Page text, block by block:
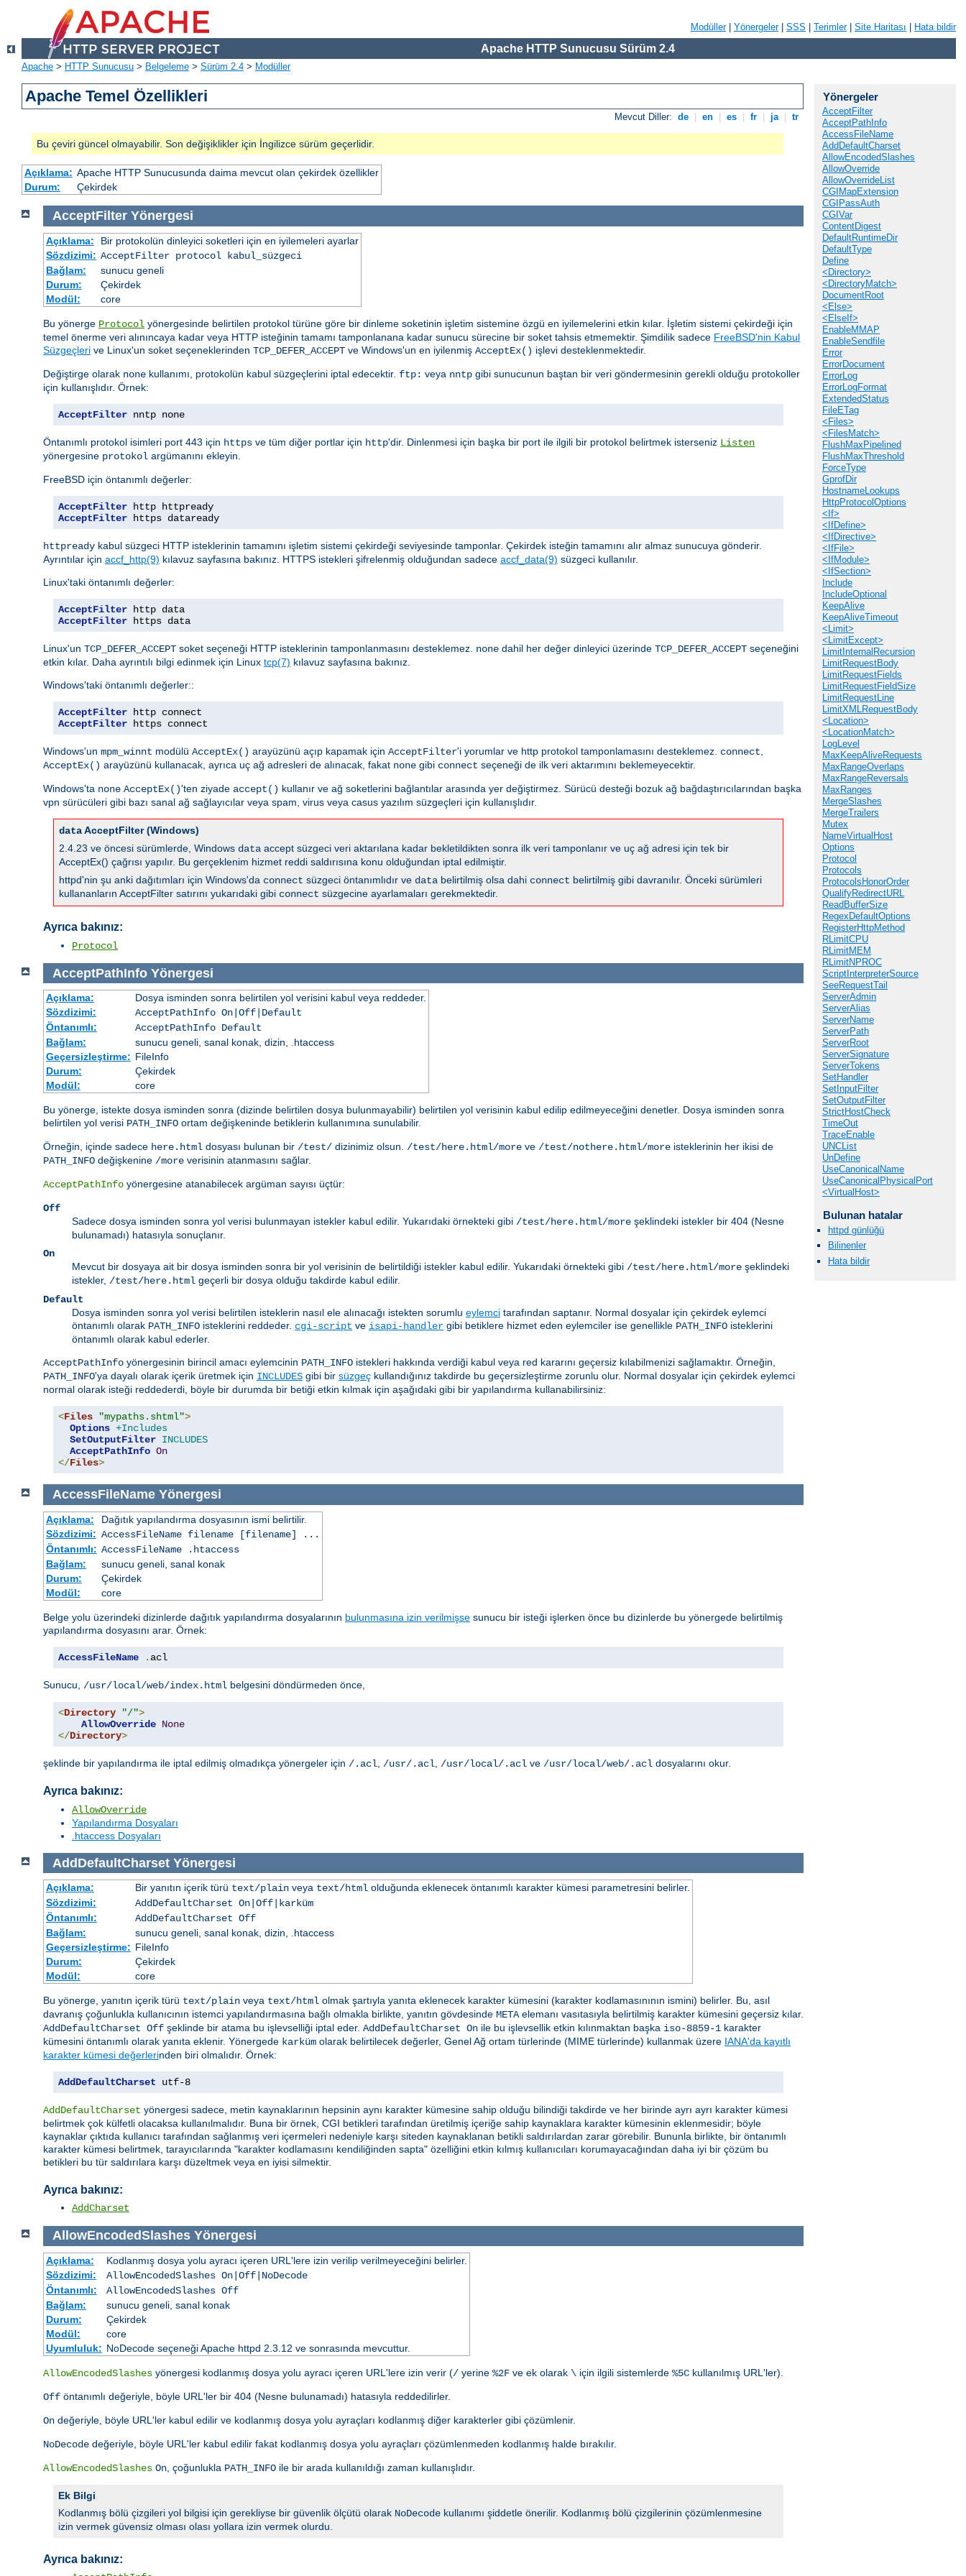
Modüller| Yönergeler| SSS Terimler| Site Haritası Hata bildir
Apache HTTP Sunucusu Sürüm 2.4
Apache > HTTP Sunucusu > Belgeleme > Sürüm 2.4 > Modüller
Apache Temel Özellikleri
Mevcut Diller: de en es fr ja tr
Bu çeviri güncel olmayabilir. Son değişiklikler için İngilizce sürüm geçerlidir.
Açıklama: Apache HTTP Sunucusunda daima mevcut olan çekirdek özellikler
Durum:
Çekirdek
AcceptFilterYönergesi
Açıklama:
Bir protokolün dinleyici soketleri için en iyilemeleri ayarlar
Sözdizimi: AcceptFilter protocol
kabul_süzgeci
Bağlam:
sunucu geneli
Durum:
Çekirdek
Modül:
core
Bu yönerge Protocol yönergesinde belirtilen protokol türüne göre bir dinleme soketinin işletim sistemine özgü en iyilemelerini etkin kılar. İşletim sistemi çekirdeği için
temel önerme veri alınıncaya kadar veya HTTP isteğinin tamamı tamponlanana kadar sunucu sürecine bir soket tahsis etmemektir. Şimdilik sadece FreeBSD'nin Kabul
Süzgeçleri ve Linux'un soket seçeneklerinden TCP_DEFER_ACCEPT ve Windows'un en iyilenmiş AcceptEx() işlevi desteklenmektedir.
Değiştirge olarak none kullanımı, protokolün kabul süzgeçlerini iptal edecektir. ftp: veya nntp gibi sunucunun baştan bir veri göndermesinin gerekli olduğu protokoller
için kullanışlıdır. Örnek:
AcceptFilter nntp none
Öntanımlı protokol isimleri port 443 için https ve tüm diğer portlar için http'dir. Dinlenmesi için başka bir port ile ilgili bir protokol belirtmek isterseniz Listen
yönergesine protokol argümanını ekleyin.
FreeBSD için öntanımlı değerler:
AcceptFilter
AcceptFilter https dataready
httpready kabul süzgeci HTTP isteklerinin tamamını işletim sistemi çekirdeği seviyesinde tamponlar. Çekirdek isteğin tamamını alır almaz sunucuya gönderir.
Ayrıntılar için accf_http(9) kılavuz sayfasına bakınız. HTTPS istekleri şifrelenmiş olduğundan sadece accf_data(9) süzgeci kullanılır.
Linux'taki öntanımlı değerler:
AcceptFilter
AcceptFilter https data
Linux'un TCP_DEFER_ACCEPT soket seçeneği HTTP isteklerinin tamponlanmasını desteklemez. none dahil her değer dinleyici üzerinde TCP_DEFER_ACCEPT seçeneğini
etkin kılar. Daha ayrıntılı bilgi edinmek için Linux tcp(7) kılavuz sayfasına bakınız.
Windows'taki öntanımlı değerler::
AcceptFilter
AcceptFilter https connect
Windows'un mpm_winnt modülü AcceptEx() arayüzünü açıp kapamak için AcceptFilter'i yorumlar ve http protokol tamponlamasını desteklemez. connect
AcceptEx() arayüzünü kullanacak, ayrıca uç ağ adresleri de alınacak, fakat none gibi connect seçeneği de ilk veri aktarımını beklemeyecektir.
Windows'ta none AcceptEx()'ten ziyade accept() kullanır ve ağ soketlerini bağlantılar arasında yer değiştirmez. Sürücü desteği bozuk ağ bağdaştırıcılarından başka
vpn sürücüleri gibi bazı sanal ağ sağlayıcılar veya spam, virus veya casus yazılım süzgeçleri için kullanışlıdır.
dataAcceptFilter (Windows)
2.4.23 ve öncesi sürümlerde, Windows data accept süzgeci veri aktarılana kadar bekletildikten sonra ilk veri tamponlanır ve uç ağ adresi için tek bir
AcceptEx() çağrısı yapılır. Bu gerçeklenim hizmet reddi saldırısına konu olduğundan iptal edilmiştir.
httpd'nin şu anki dağıtımları için Windows'da connect süzgeci öntanımlıdır ve data belirtilmiş olsa dahi connect belirtilmiş gibi davranılır. Önceki sürümleri
kullananların AcceptFilter satırını yukarıdaki gibi connect süzgecine ayarlamaları gerekmektedir.
Ayrıca bakınız:
Protocol
AcceptPathInfoYönergesi
Açıklama:
Dosya isminden sonra belirtilen yol verisini kabul veya reddeder.
Sözdizimi:
AcceptPathInfo On|Off|Default
Öntanımlı:
AcceptPathInfo Default
Bağlam:
sunucu geneli, sanal konak, dizin, .htaccess
Geçersizleştirme: FileInfo
Durum:
Çekirdek
Modül:
core
Bu yönerge, istekte dosya isminden sonra (dizinde belirtilen dosya bulunmayabilir) belirtilen yol verisinin kabul edilip edilmeyeceğini denetler. Dosya isminden sonra
belirtilen yol verisi PATH_INFO ortam değişkeninde betiklerin kullanımına sunulabilir.
Örneğin, içinde sadece here.html dosyası bulunan bir /test/ dizinimiz olsun. /test/here.html/more ve /test/nothere.html/more isteklerinin her ikisi de
PATH_INFO değişkenine /more verisinin atanmasını sağlar.
AcceptPathInfo yönergesine atanabilecek argüman sayısı üçtür:
Off
Sadece dosya isminden sonra yol verisi bulunmayan istekler kabul edilir. Yukarıdaki örnekteki gibi /test/here.html/more şeklindeki istekler bir 404 (Nesne
bulunamadı) hatasıyla sonuçlanır.
On
Mevcut bir dosyaya ait bir dosya isminden sonra bir yol verisinin de belirtildiği istekler kabul edilir. Yukarıdaki örnekteki gibi /test/here.html/more şeklindeki
istekler, /test/here.html geçerli bir dosya olduğu takdirde kabul edilir.
Default
Dosya isminden sonra yol verisi belirtilen isteklerin nasıl ele alınacağı istekten sorumlu eylemci tarafından saptanır. Normal dosyalar için çekirdek eylemci
öntanımlı olarak PATH_INFO isteklerini reddeder. cgi-script ve isapi-handler gibi betiklere hizmet eden eylemciler ise genellikle PATH_INFO isteklerini
öntanımlı olarak kabul ederler.
AcceptPathInfo yönergesinin birincil amacı eylemcinin PATH_INFO istekleri hakkında verdiği kabul veya red kararını geçersiz kılabilmenizi sağlamaktır. Örneğin,
PATH_INFO'ya dayalı olarak içerik üretmek için INCLUDES gibi bir süzgeç kullandığınız takdirde bu geçersizleştirme zorunlu olur. Normal dosyalar için çekirdek eylemci
normal olarak isteği reddederdi, böyle bir durumda bir betiği etkin kılmak için aşağıdaki gibi bir yapılandırma kullanabilirsiniz:
<Files "mypaths.shtml">
Options +Includes
SetOutputFilter INCLUDES
AcceptPathInfo On
</Files>
AccessFileNameYönergesi
Açıklama:
Dağıtık yapılandırma dosyasının ismi belirtilir.
Sözdizimi: AccessFileName filename[filename] ...
Öntanımlı: AccessFileName .htaccess
Bağlam:
sunucu geneli, sanal konak
Durum:
Çekirdek
Modül:
core
Belge yolu üzerindeki dizinlerde dağıtık yapılandırma dosyalarının bulunmasına izin verilmişse sunucu bir isteği işlerken önce bu dizinlerde bu yönergede belirtilmiş
yapılandırma dosyasını arar. Örnek:
AccessFileName . acl
Sunucu, /usr/local/web/index.html belgesini döndürmeden önce,
<Directory "/">
AllowOverride None
</Directory>
şeklinde bir yapılandırma ile iptal edilmiş olmadıkça yönergeler için /.acl /usr/.acl /usr/local/.acl ve /usr/local/web/.acl dosyalarını okur.
Ayrıca bakınız:
AllowOverride
Yapılandırma Dosyaları
.htaccess Dosyaları
AddDefaultCharsetYönergesi
Açıklama: Bir yanıtın içerik türü text/plainveya text/htmlolduğunda eklenecek öntanımlı karakter kümesi parametresini belirler.
Sözdizimi:
AddDefaultCharset On|Off| karküm
Öntanımlı:
AddDefaultCharset Off
Bağlam:
sunucu geneli, sanal konak, dizin, .htaccess
Geçersizleştirme: FileInfo
Durum:
Çekirdek
Modül:
core
Bu yönerge, yanıtın içerik türü text/plain veya text/html olmak şartıyla yanıta eklenecek karakter kümesini (karakter kodlamasınının ismini) belirler. Bu, asıl
davranış çoğunlukla kullanıcının istemci yapılandırmasına bağlı olmakla birlikte, yanıtın gövdesinde METAelemanı vasıtasıyla belirtilmiş karakter kümesini geçersiz kılar.
AddDefaultCharset Off şeklinde bir atama bu işlevselliği iptal eder. AddDefaultCharset On ile bu işlevsellik etkin kılınmaktan başka iso-8859-1 karakter
kümesini öntanımlı olarak yanıta eklenir. Yönergede karküm olarak belirtilecek değerler, Genel Ağ ortam türlerinde (MIME türlerinde) kullanmak üzere IANA'da kayıtlı
karakter kümesi değerlerinden biri olmalıdır. Örnek:
AddDefaultCharset utf-8
AddDefaultCharset yönergesi sadece, metin kaynaklarının hepsinin aynı karakter kümesine sahip olduğu bilindiği takdirde ve her birinde ayrı ayrı karakter kümesi
belirtmek çok külfetli olacaksa kullanılmalıdır. Buna bir örnek, CGI betikleri tarafından üretilmiş içeriğe sahip kaynaklara karakter kümesinin eklenmesidir; böyle
kaynaklar çıktıda kullanıcı tarafından sağlanmış veri içermeleri nedeniyle karşı siteden kaynaklanan betikli saldırılardan zarar görebilir. Bununla birlikte, bir öntanımlı
karakter kümesi belirtmek, tarayıcılarında "karakter kodlamasını kendiliğinden sapta" özelliğini etkin kılmış kullanıcıları korumayacağından daha iyi bir çözüm bu
betikleri bu tür saldırılara karşı düzeltmek veya en iyisi silmektir.
Ayrıca bakınız:
AddCharset
AllowEncodedSlashesYönergesi
Açıklama:
Kodlanmış dosya yolu ayracı içeren URL'lere izin verilip verilmeyeceğini belirler.
Sözdizimi:
AllowEncodedSlashes On|Off|NoDecode
Öntanımlı:
AllowEncodedSlashes Off
Bağlam:
sunucu geneli, sanal konak
Durum:
Çekirdek
Modül:
core
Uyumluluk: NoDecode seçeneği Apache httpd 2.3.12 ve sonrasında mevcuttur.
AllowEncodedSlashes yönergesi kodlanmış dosya yolu ayracı içeren URL'lere izin verir (/ yerine %2F ve ek olarak \ için ilgili sistemlerde %5C kullanılmış URL'ler).
Off öntanımlı değeriyle, böyle URL'ler bir 404 (Nesne bulunamadı) hatasıyla reddedilirler.
On değeriyle, böyle URL'ler kabul edilir ve kodlanmış dosya yolu ayraçları kodlanmış diğer karakterler gibi çözümlenir.
NoDecode değeriyle, böyle URL'ler kabul edilir fakat kodlanmış dosya yolu ayraçları çözümlenmeden kodlanmış halde bırakılır.
AllowEncodedSlashes On , çoğunlukla PATH_INFO ile bir arada kullanıldığı zaman kullanışlıdır.
Ek Bilgi
Kodlanmış bölü çizgileri yol bilgisi için gerekliyse bir güvenlik ölçütü olarak NoDecode kullanımı şiddetle önerilir. Kodlanmış bölü çizgilerinin çözümlenmesine
izin vermek güvensiz olması olası yollara izin vermek olurdu.
Ayrıca bakınız:
Yönergeler
AcceptFilter
AcceptPathInfo
AccessFileName
AddDefaultCharset
AllowEncodedSlashes
AllowOverride
AllowOverrideList
CGIMapExtension
CGIPassAuth
CGIVar
ContentDigest
DefaultRuntimeDir
DefaultType
Define
<Directory>
<DirectoryMatch>
DocumentRoot
<Else>
<ElseIf>
EnableMMAP
EnableSendfile
Error
ErrorDocument
ErrorLog
ErrorLogFormat
ExtendedStatus
FileETag
<Files>
<FilesMatch>
FlushMaxPipelined
FlushMaxThreshold
ForceType
GprofDir
HostnameLookups
HttpProtocolOptions
<If>
<IfDefine>
<IfDirective>
<IfFile>
<IfModule>
<IfSection>
Include
IncludeOptional
KeepAlive
KeepAliveTimeout
<Limit>
<LimitExcept>
LimitInternalRecursion
LimitRequestBody
LimitRequestFields
LimitRequestFieldSize
LimitRequestLine
LimitXMLRequestBody
<Location>
<LocationMatch>
LogLevel
MaxKeepAliveRequests
MaxRangeOverlaps
MaxRangeReversals
MaxRanges
MergeSlashes
MergeTrailers
Mutex
NameVirtualHost
Options
Protocol
Protocols
ProtocolsHonorOrder
QualifyRedirectURL
ReadBufferSize
RegexDefaultOptions
RegisterHttpMethod
RLimitCPU
RLimitMEM
RLimitNPROC
ScriptInterpreterSource
SeeRequestTail
ServerAdmin
ServerAlias
ServerName
ServerPath
ServerRoot
ServerSignature
ServerTokens
SetHandler
SetInputFilter
SetOutputFilter
StrictHostCheck
TimeOut
TraceEnable
UNCList
UnDefine
UseCanonicalName
UseCanonicalPhysicalPort
<VirtualHost>
Bulunan hatalar
httpd günlüğü
Bilinenler
Hata bildir